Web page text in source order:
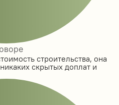
строительства, она
скрытых доплат и